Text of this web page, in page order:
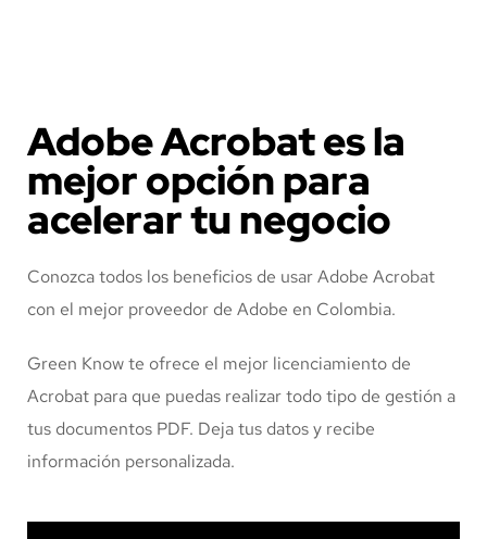
Adobe Acrobat es la
mejor opción para
acelerar tu negocio
Conozca todos los beneficios de usar Adobe Acrobat
con el mejor proveedor de Adobe en Colombia.
Green Know te ofrece el mejor licenciamiento de
Acrobat para que puedas realizar todo tipo de gestión a
tus documentos PDF. Deja tus datos y recibe
información personalizada.